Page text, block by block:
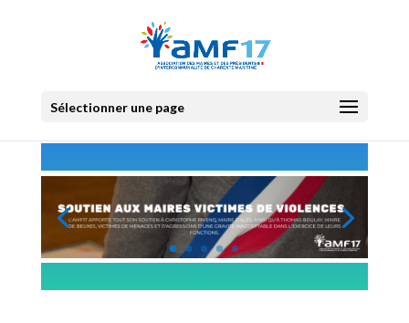
Sélectionner une page